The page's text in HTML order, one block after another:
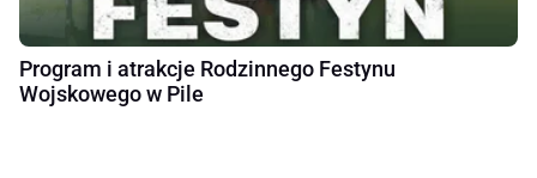
Program i atrakcje Rodzinnego Festynu
Wojskowego w Pile